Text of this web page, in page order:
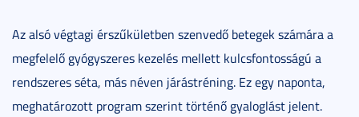
Az alsó végtagi érszűkületben szenvedő betegek számára a
megfelelő gyógyszeres kezelés mellett kulcsfontosságú a
rendszeres séta, más néven járástréning. Ez egy naponta,
meghatározott program szerint történő gyaloglást jelent.